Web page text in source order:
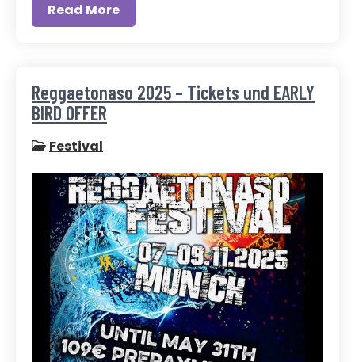
Read More
Reggaetonaso 2025 – Tickets und EARLY
BIRD OFFER
Festival